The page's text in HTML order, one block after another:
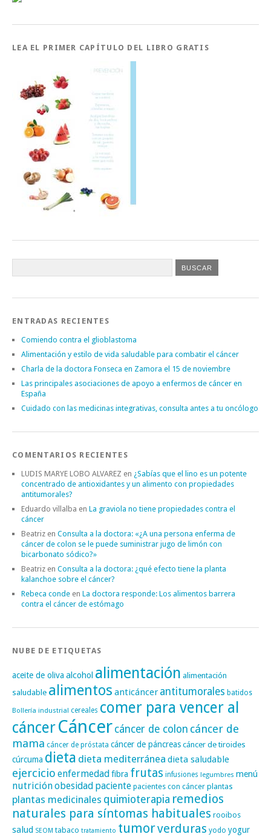
LEA EL PRIMER CAPÍTULO DEL LIBRO GRATIS
ENTRADAS RECIENTES
Comiendo contra el glioblastoma
Alimentación y estilo de vida saludable para combatir el cáncer
Charla de la doctora Fonseca en Zamora el 15 de noviembre
Las principales asociaciones de apoyo a enfermos de cáncer en
España
Cuidado con las medicinas integrativas, consulta antes a tu oncólogo
COMENTARIOS RECIENTES
LUDIS MARYE LOBO ALVAREZ en ¿Sabías que el lino es un potente
concentrado de antioxidantes y un alimento con propiedades
antitumorales?
Eduardo villalba en La graviola no tiene propiedades contra el
cáncer
Beatriz en Consulta a la doctora: «¿A una persona enferma de
cáncer de colon se le puede suministrar jugo de limón con
bicarbonato sódico?»
Beatriz en Consulta a la doctora: ¿qué efecto tiene la planta
kalanchoe sobre el cáncer?
Rebeca conde en La doctora responde: Los alimentos barrera
contra el cáncer de estómago
NUBE DE ETIQUETAS
aceite de oliva alcohol alimentación alimentación
saludable alimentos anticáncer antitumorales batidos
Bollería industrial cereales comer para vencer al
cáncerCáncer cáncer de colon cáncer de
mama cáncer de próstata cáncer de páncreascáncer de tiroides
cúrcuma dieta dieta mediterránea dieta saludable
ejercicio enfermedadfibra frutas infusiones legumbres menú
nutriciónobesidad paciente pacientes con cáncer plantas
plantas medicinales quimioterapia remedios
naturales para síntomas habituales rooibos
salud SEOM tabaco tratamiento tumorverduras yodo yogur